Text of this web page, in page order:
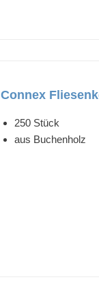
Connex
250 Stück
aus Buchenholz